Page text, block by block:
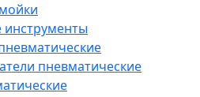
инструменты
пневматические